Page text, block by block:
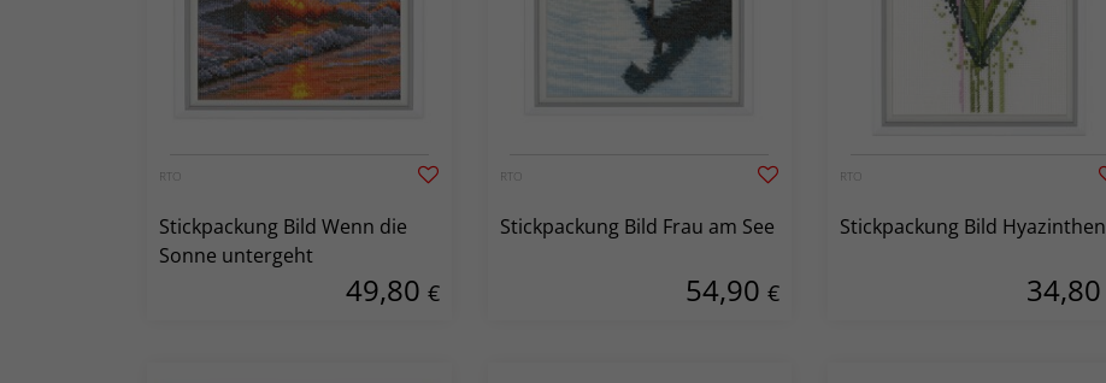
RTO
Stickpackung Bild Wenn die
Sonne untergeht
49,80 €
RTO
Stickpackung Bild Frau am See
54,90 €
RTO
Stickpackung Bild Hyazinthen
34,80